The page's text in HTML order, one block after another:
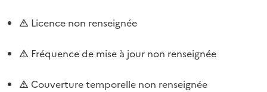
Licence non renseignée
Fréquence de mise à jour non renseignée
Couverture temporelle non renseignée